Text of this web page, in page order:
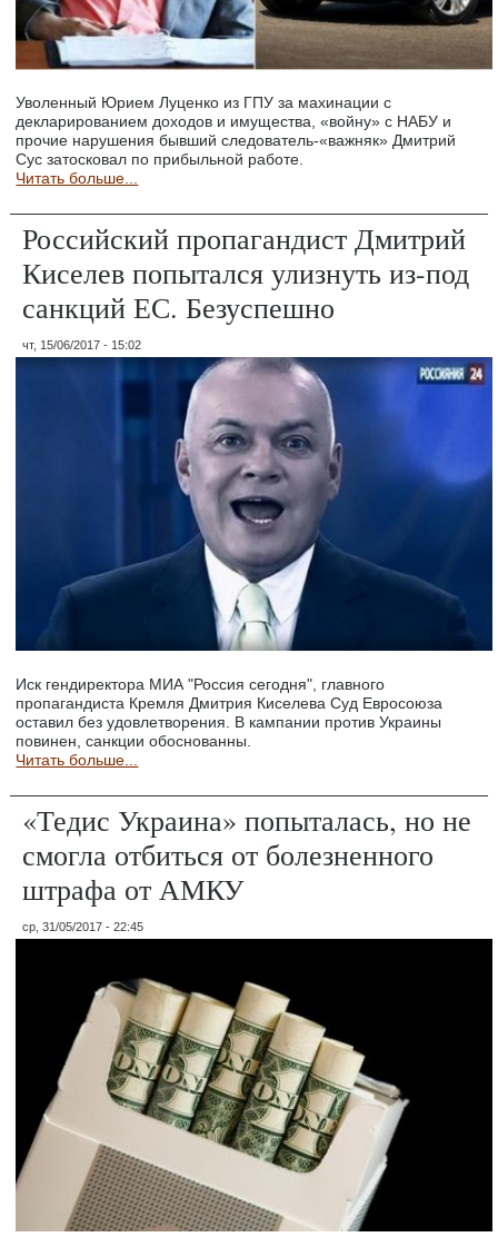
Уволенный Юрием Луценко из ГПУ за махинации c
декларированием доходов и имущества, «войну» с НАБУ и
прочие нарушения бывший следователь-«важняк» Дмитрий
Сус затосковал по прибыльной работе.
Читать больше...
Российский пропагандист Дмитрий
Киселев попытался улизнуть из-под
санкций ЕС. Безуспешно
чт, 15/06/2017 - 15:02
Иск гендиректора МИА "Россия сегодня", главного
пропагандиста Кремля Дмитрия Киселева Суд Евросоюза
оставил без удовлетворения. В кампании против Украины
повинен, санкции обоснованны.
Читать больше...
«Тедис Украина» попыталась, но не
смогла отбиться от болезненного
штрафа от АМКУ
ср, 31/05/2017 - 22:45